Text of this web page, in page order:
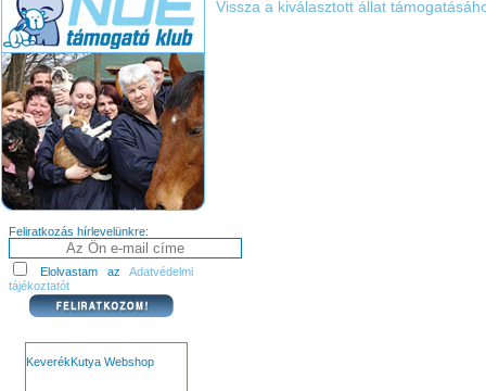
Feliratkozás hírlevelünkre:
Elolvastam az Adatvédelmi
tájékoztatót
KeverékKutya Webshop
Vissza a kiválasztott állat